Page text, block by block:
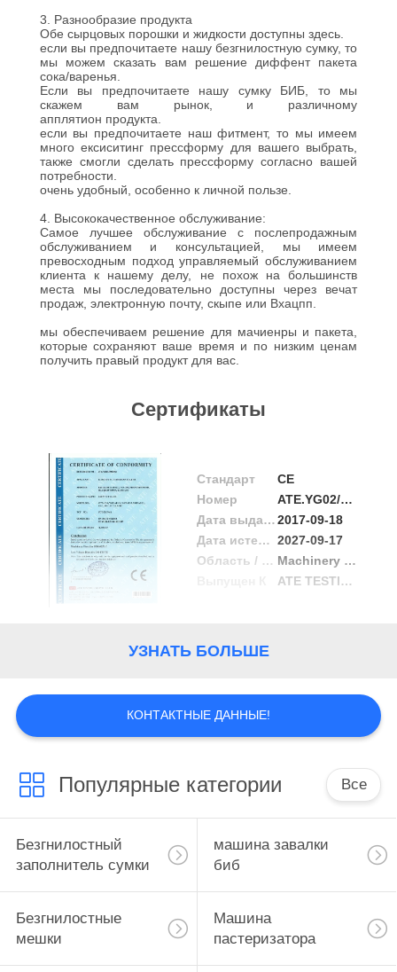
3. Разнообразие продукта
Обе сырцовых порошки и жидкости доступны здесь.
если вы предпочитаете нашу безгнилостную сумку, то
мы можем сказать вам решение диффент пакета
сока/варенья.
Если вы предпочитаете нашу сумку БИБ, то мы
скажем вам рынок, и различному
апплятион продукта.
если вы предпочитаете наш фитмент, то мы имеем
много ексиситинг прессформу для вашего выбрать,
также смогли сделать прессформу согласно вашей
потребности.
очень удобный, особенно к личной пользе.
4. Высококачественное обслуживание:
Самое лучшее обслуживание с послепродажным
обслуживанием и консультацией, мы имеем
превосходным подход управляемый обслуживанием
клиента к нашему делу, не похож на большинств
места мы последовательно доступны через вечат
продаж, электронную почту, скыпе или Вхацпп.
мы обеспечиваем решение для мачиенры и пакета,
которые сохраняют ваше время и по низким ценам
получить правый продукт для вас.
Сертификаты
Стандарт
CE
Номер
ATE.YG02/39078M
Дата выдачи2017-09-18
Дата истечения срока действия 2027-09-17
Область / Диапазон
Machinery directive 2006/42/EC
ATE TESTING SERVICE LID
УЗНАТЬ БОЛЬШЕ
КОНТАКТНЫЕ ДАННЫЕ!
Популярные категории Все
Безгнилостный
заполнитель сумки
машина завалки
биб
Безгнилостные
мешки
Машина
пастеризатора